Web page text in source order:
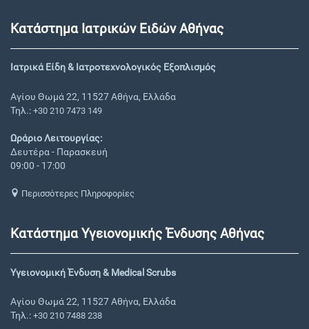
Κατάστημα Ιατρικών Ειδών Αθήνας
Ιατρικά Είδη & Ιατροτεχνολογικός Εξοπλισμός
Αγίου Θωμά 22, 11527 Αθήνα, Ελλάδα
Τηλ.: +30 210 7473 149
Ωράριο Λειτουργίας:
Δευτέρα - Παρασκευή
09:00 - 17:00
Περισσότερες Πληροφορίες
Κατάστημα Υγειονομικής Ένδυσης Αθήνας
Υγειονομική Ένδυση & Medical Scrubs
Αγίου Θωμά 22, 11527 Αθήνα, Ελλάδα
Τηλ.: +30 210 7488 238